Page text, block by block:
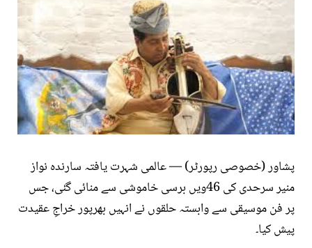
پشاور (خصوصی رپورٹر) — عالمی شہرت یافتہ سارندہ نواز
منیر سرحدی کی 46ویں برسی خاموشی سے منائی گئی، جس
پر فن موسیقی سے وابستہ حلقوں نے انہیں بھرپور خراجِ عقیدت
پیش کیا۔